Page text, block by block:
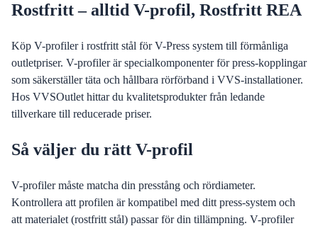
Rostfritt – alltid V-profil, Rostfritt REA
Köp V-profiler i rostfritt stål för V-Press system till förmånliga
outletpriser. V-profiler är specialkomponenter för press-kopplingar
som säkerställer täta och hållbara rörförband i VVS-installationer.
Hos VVSOutlet hittar du kvalitetsprodukter från ledande
tillverkare till reducerade priser.
Så väljer du rätt V-profil
V-profiler måste matcha din presstång och rördiameter.
Kontrollera att profilen är kompatibel med ditt press-system och
att materialet (rostfritt stål) passar för din tillämpning. V-profiler